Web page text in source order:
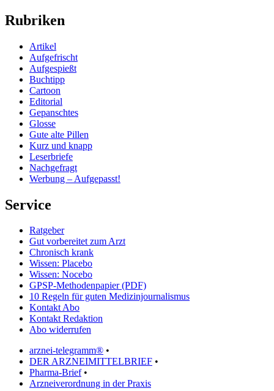
Rubriken
Artikel
Aufgefrischt
Aufgespießt
Buchtipp
Cartoon
Editorial
Gepanschtes
Glosse
Gute alte Pillen
Kurz und knapp
Leserbriefe
Nachgefragt
Werbung – Aufgepasst!
Service
Ratgeber
Gut vorbereitet zum Arzt
Chronisch krank
Wissen: Placebo
Wissen: Nocebo
GPSP-Methodenpapier (PDF)
10 Regeln für guten Medizinjournalismus
Kontakt Abo
Kontakt Redaktion
Abo widerrufen
arznei-telegramm® •
DER ARZNEIMITTELBRIEF •
Pharma-Brief•
Arzneiverordnung in der Praxis